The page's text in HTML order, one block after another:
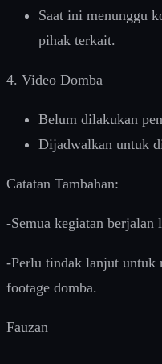
Saat ini menunggu
pihak terkait.
4. Video Domba
Belum dilakukan
Dijadwalkan untuk
Catatan Tambahan:
-Semua kegiatan berjalan
-Perlu tindak lanjut untuk
footage domba.
Fauzan